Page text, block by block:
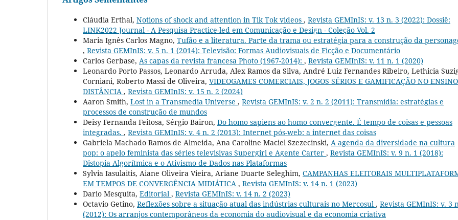
Cláudia Erthal, Notions of shock and attention in Tik Tok videos , Revista GEMInIS: v. 13 n. 3 (2022): Dossiê:
LINK2022 Journal - A Pesquisa Practice-led em Comunicação e Design - Coleção Vol. 2
Maria Ignês Carlos Magno, Tufão e a literatura. Parte da trama ou estratégia para a construção da
, Revista GEMInIS: v. 5 n. 1 (2014): Televisão: Formas Audiovisuais de Ficção e Documentário
Carlos Gerbase, As capas da revista francesa Photo (1967-2014): , Revista GEMInIS: v. 11 n. 1 (2020)
Leonardo Porto Passos, Leonardo Arruda, Alex Ramos da Silva, André Luiz Fernandes Ribeiro, Lethicia
Corniani, Roberto Massi de Oliveira, VIDEOGAMES COMERCIAIS, JOGOS SÉRIOS E GAMIFICAÇÃO NO
DISTÂNCIA , Revista GEMInIS: v. 15 n. 2 (2024)
Aaron Smith, Lost in a Transmedia Universe , Revista GEMInIS: v. 2 n. 2 (2011): Transmídia: estratégias e
processos de construção de mundos
Deisy Fernanda Feitosa, Sérgio Bairon, Do homo sapiens ao homo convergente. É tempo de coisas e pessoas
integradas. , Revista GEMInIS: v. 4 n. 2 (2013): Internet pós-web: a internet das coisas
Gabriela Machado Ramos de Almeida, Ana Caroline Maciel Szezecinski, A agenda da diversidade na cultura
pop: o apelo feminista das séries televisivas Supergirl e Agente Carter , Revista GEMInIS: v. 9 n. 1 (2018):
Distopia Algorítmica e o Ativismo de Dados nas Plataformas
Sylvia Iasulaitis, Aiane Oliveira Vieira, Ariane Duarte Seleghim, CAMPANHAS ELEITORAIS
EM TEMPOS DE CONVERGÊNCIA MIDIÁTICA , Revista GEMInIS: v. 14 n. 1 (2023)
Dario Mesquita, Editorial , Revista GEMInIS: v. 14 n. 2 (2023)
Octavio Getino, Reflexões sobre a situação atual das indústrias culturais no Mercosul , Revista GEMInIS: v. 3
(2012): Os arranjos contemporâneos da economia do audiovisual e da economia criativa